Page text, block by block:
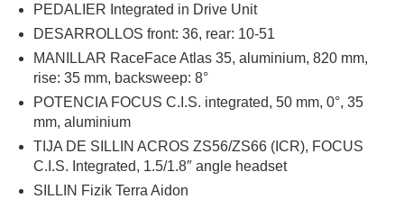
PEDALIER Integrated in Drive Unit
DESARROLLOS front: 36, rear: 10-51
MANILLAR RaceFace Atlas 35, aluminium, 820 mm,
rise: 35 mm, backsweep: 8°
POTENCIA FOCUS C.I.S. integrated, 50 mm, 0°, 35
mm, aluminium
TIJA DE SILLIN ACROS ZS56/ZS66 (ICR), FOCUS
C.I.S. Integrated, 1.5/1.8″ angle headset
SILLIN Fizik Terra Aidon